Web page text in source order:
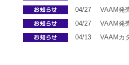
04/27
VAAM発
04/27
VAAM発
04/13
VAAMカ